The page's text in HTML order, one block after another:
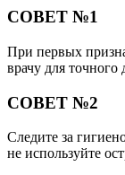
СОВЕТ №1
При первых
врачу для точного
СОВЕТ №2
Следите за
не используйте